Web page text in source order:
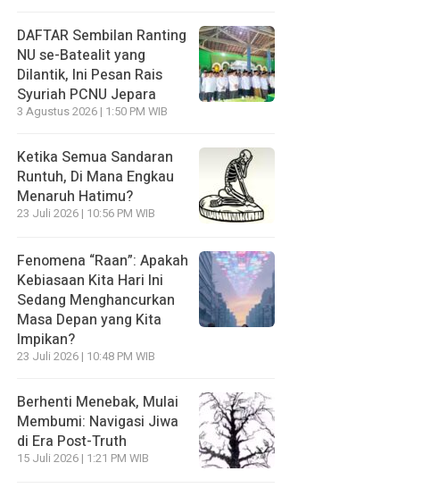
DAFTAR Sembilan Ranting
NU se-Batealit yang
Dilantik, Ini Pesan Rais
Syuriah PCNU Jepara
3 Agustus 2026 | 1:50 PM WIB
Ketika Semua Sandaran
Runtuh, Di Mana Engkau
Menaruh Hatimu?
23 Juli 2026 | 10:56 PM WIB
Fenomena “Raan”: Apakah
Kebiasaan Kita Hari Ini
Sedang Menghancurkan
Masa Depan yang Kita
Impikan?
23 Juli 2026 | 10:48 PM WIB
Berhenti Menebak, Mulai
Membumi: Navigasi Jiwa
di Era Post-Truth
15 Juli 2026 | 1:21 PM WIB